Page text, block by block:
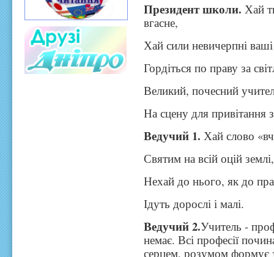
Президент школи.Хай
вгасне,
Хай сили невичерпні
Гордіться по праву за
Великий, почесний
На сцену для привітання
Ведучий 1.Хай слово
Святим на всій оцій землі,
Нехай до нього, як до
Ідуть дорослі і малі.
Ведучий 2.Учитель -
немає. Всі професії
серцем, розумом формує